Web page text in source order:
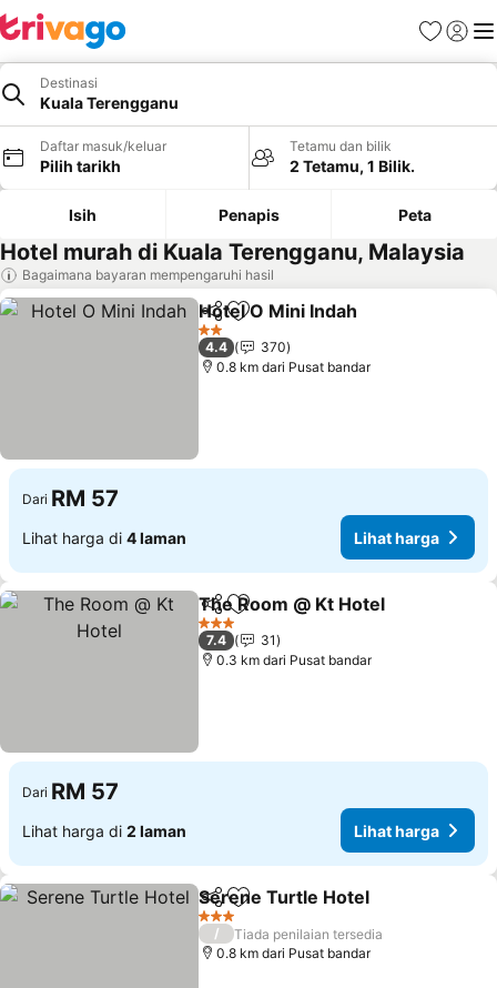
Kegemaran
Daftar
Destinasi
Kuala Terengganu
Daftar masuk/keluar
Pilih tarikh
Tetamu dan bilik
2 Tetamu, 1 Bilik.
Isih Penapis Peta
Hotel murah di Kuala Terengganu, Malaysia
Bagaimana bayaran mempengaruhi hasil
KongsiTambah ke favorit
Hotel O Mini Indah
2 Bintang
4.4
370
0.8 km dari Pusat bandar
Dari RM 57
Lihat harga di 4 laman Lihat harga
KongsiTambah ke favorit
The Room @ Kt Hotel
3 Bintang
7.4
31
0.3 km dari Pusat bandar
Dari RM 57
Lihat harga di 2 laman Lihat harga
KongsiTambah ke favorit
Serene Turtle Hotel
3 Bintang
/
Tiada penilaian tersedia
0.8 km dari Pusat bandar